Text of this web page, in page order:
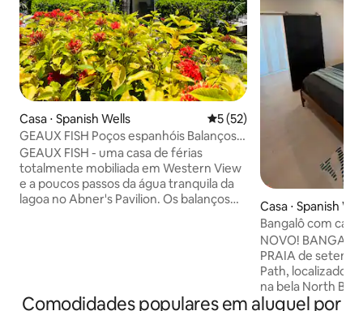
Casa ⋅ Spanish Wells 5 de uma avaliação média
5 (52)
GEAUX FISH Poços espanhóis Balanços
no mar Jardim exuberante
GEAUX FISH - uma casa de férias
totalmente mobiliada em Western View
e a poucos passos da água tranquila da
lagoa no Abner's Pavilion. Os balanços
SISTEMA DE ÁGUA DE RESERVA DE 250
Casa ⋅ Spanish
Bangalô com
NOVO!
PRAIA de
Path, localizado
na bela North
Uma curta
Comodidades populares em aluguel por